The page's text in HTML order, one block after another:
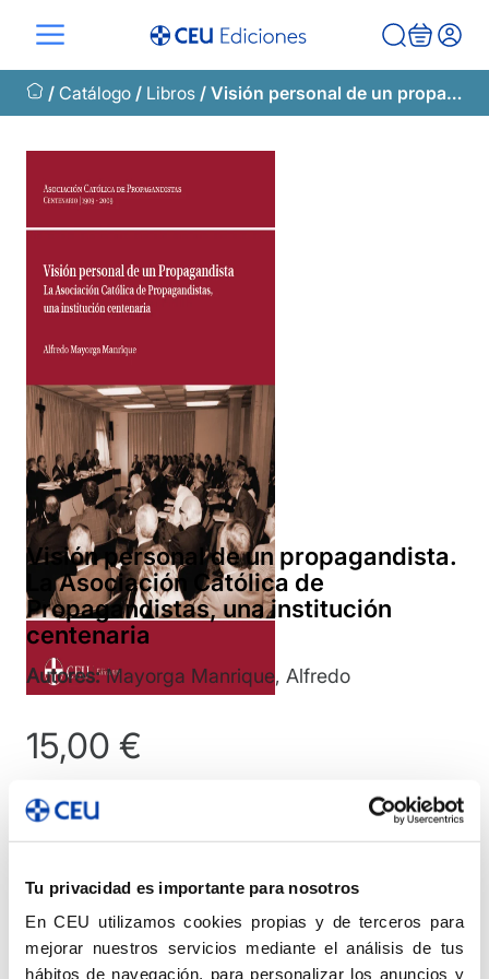
Tu privacidad es importante para nosotros
En CEU utilizamos cookies propias y de terceros para
mejorar nuestros servicios mediante el análisis de tus
hábitos de navegación, para personalizar los anuncios y
contenido
/ Catálogo / Libros / Visión personal de un propagandista. La Asociación Católica de Propagandistas, una institución centenaria
Visión personal de un propagandista.
La Asociación Católica de
Propagandistas, una institución
centenaria
Autores:Mayorga Manrique, Alfredo
15,00 €
Visión
un
propagandista.
La
Leer primeras páginas Ver índice